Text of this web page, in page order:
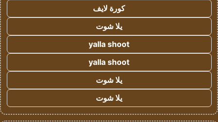
كورة لايف
يلا شوت
yalla shoot
yalla shoot
يلا شوت
يلا شوت